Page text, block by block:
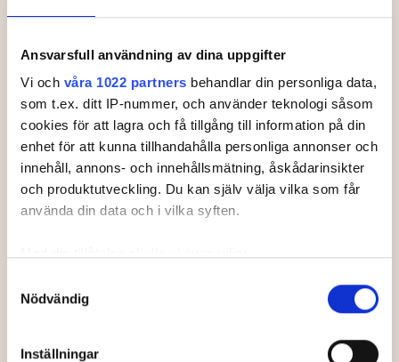
Ansvarsfull användning av dina uppgifter
Vi och våra 1022 partners behandlar din personliga data,
som t.ex. ditt IP-nummer, och använder teknologi såsom
cookies för att lagra och få tillgång till information på din
enhet för att kunna tillhandahålla personliga annonser och
innehåll, annons- och innehållsmätning, åskådarinsikter
och produktutveckling. Du kan själv välja vilka som får
använda din data och i vilka syften.
kan ha en noggrannhet på upp till flera meter
Nödvändig
Inställningar
Starttider.
Just nu finns inga starttider.
Officiella partners